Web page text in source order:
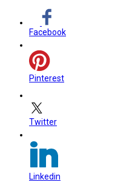
Facebook
Pinterest
Twitter
Linkedin